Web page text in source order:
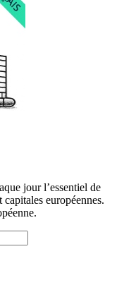
jour l’essentiel de
capitales européennes.